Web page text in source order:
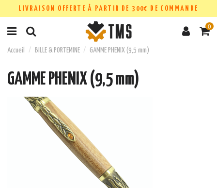
LIVRAISON OFFERTE À PARTIR DE 300€ DE COMMANDE
0
Accueil BILLE & PORTEMINE GAMME PHENIX (9,5 mm)
GAMME PHENIX (9,5 mm)